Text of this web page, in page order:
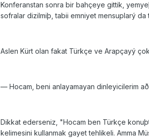
Konferanstan sonra bir bahçeye gittik,
sofralar dizilmiþ, tabii emniyet mensuplarý
Aslen Kürt olan fakat Türkçe ve Arapçayý
— Hocam, beni anlayamayan dinleyicilerim
Dikkat ederseniz, "Hocam ben Türkçe
kelimesini kullanmak gayet tehlikeli. Amma